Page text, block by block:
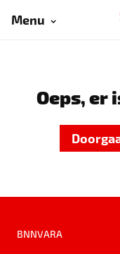
Menu
Oeps, er
BNNVARA